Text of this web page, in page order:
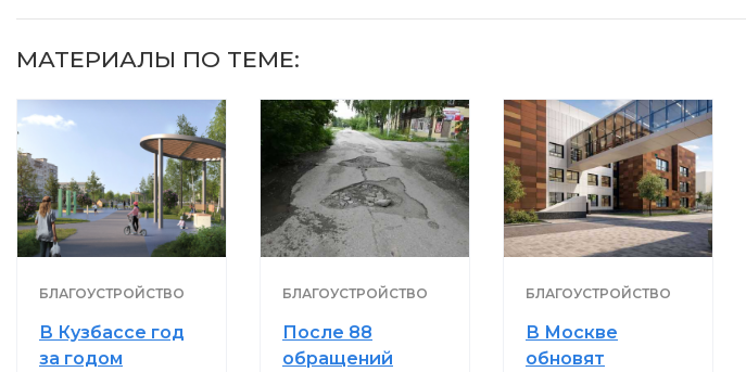
МАТЕРИАЛЫ ПО ТЕМЕ:
БЛАГОУСТРОЙСТВО
В Кузбассе год
за годом
БЛАГОУСТРОЙСТВО
После 88
обращений
БЛАГОУСТРОЙСТВО
В Москве
обновят